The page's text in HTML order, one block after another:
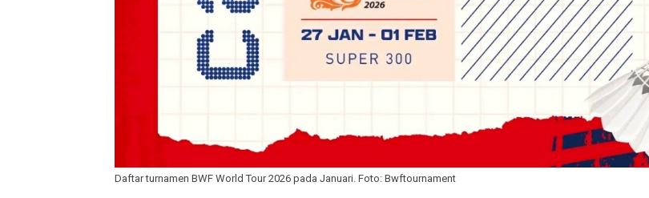
Daftar turnamen BWF World Tour 2026 pada Januari. Foto: Bwftournament